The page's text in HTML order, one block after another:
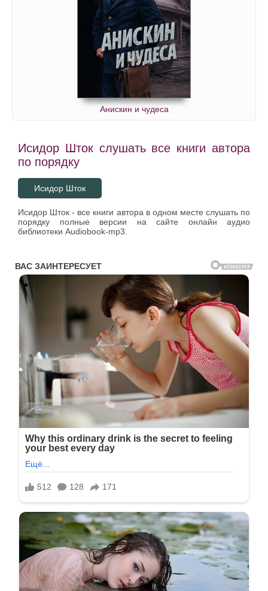
Анискин и чудеса
Исидор Шток слушать все книги автора
по порядку
Исидор Шток
Исидор Шток - все книги автора в одном месте слушать по
порядку полные версии на сайте онлайн аудио
библиотеки Audiobook-mp3.